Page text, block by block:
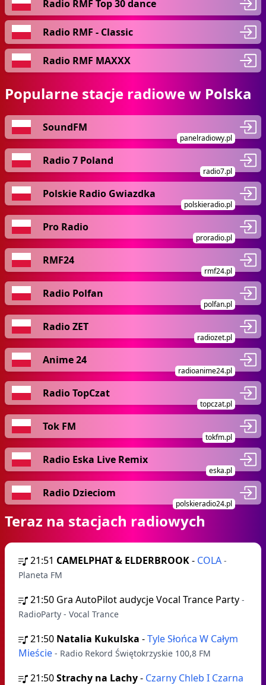
Radio RMF Top 30 dance
Radio RMF - Classic
Radio RMF MAXXX
Popularne stacje radiowe w Polska
SoundFM
panelradiowy.pl
Radio 7 Poland
radio7.pl
Polskie Radio Gwiazdka
polskieradio.pl
Pro Radio
proradio.pl
RMF24
rmf24.pl
Radio Polfan
polfan.pl
Radio ZET
radiozet.pl
Anime 24
radioanime24.pl
Radio TopCzat
topczat.pl
Tok FM
tokfm.pl
Radio Eska Live Remix
eska.pl
Radio Dzieciom
polskieradio24.pl
Teraz na stacjach radiowych
21:51 CAMELPHAT & ELDERBROOK- COLA -
Planeta FM
21:50 Gra AutoPilot audycje Vocal Trance Party -
RadioParty - Vocal Trance
21:50 Natalia Kukulska -Tyle Słońca W Całym
Mieście - Radio Rekord Świętokrzyskie 100,8 FM
21:50Strachy na Lachy- Czarny Chleb I Czarna